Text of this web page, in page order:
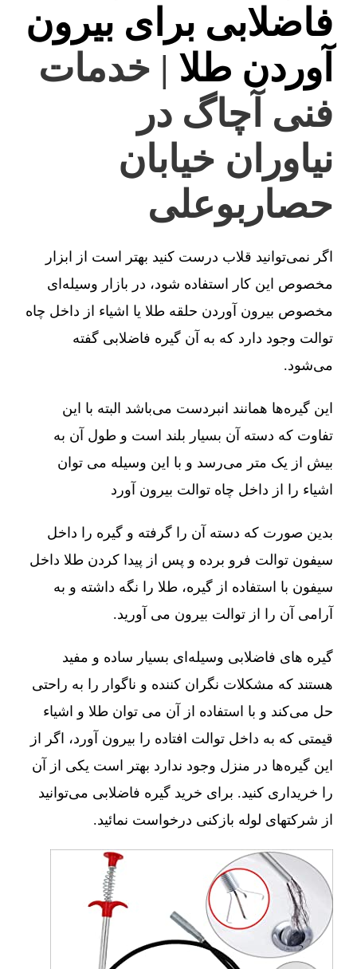
فاضلابی برای بیرون
آوردن طلا | خدمات
فنی آچاگ در
نیاوران خیابان
حصاربوعلی
اگر نمی‌توانید قلاب درست کنید بهتر است از ابزار
مخصوص این کار استفاده شود، در بازار وسیله‌ای
مخصوص بیرون آوردن حلقه طلا یا اشیاء از داخل چاه
توالت وجود دارد که به آن گیره فاضلابی گفته
می‌شود.
این گیره‌ها همانند انبردست می‌باشد البته با این
تفاوت که دسته آن بسیار بلند است و طول آن به
بیش از یک متر می‌رسد و با این وسیله می توان
اشیاء را از داخل چاه توالت بیرون آورد
بدین صورت که دسته آن را گرفته و گیره را داخل
سیفون توالت فرو برده و پس از پیدا کردن طلا داخل
سیفون با استفاده از گیره، طلا را نگه داشته و به
آرامی آن را از توالت بیرون می آورید.
گیره های فاضلابی وسیله‌ای بسیار ساده و مفید
هستند که مشکلات نگران کننده و ناگوار را به راحتی
حل می‌کند و با استفاده از آن می توان طلا و اشیاء
قیمتی که به داخل توالت افتاده را بیرون آورد، اگر از
این گیره‌ها در منزل وجود ندارد بهتر است یکی از آن
را خریداری کنید. برای خرید گیره فاضلابی می‌توانید
از شرکتهای لوله بازکنی درخواست نمائید.